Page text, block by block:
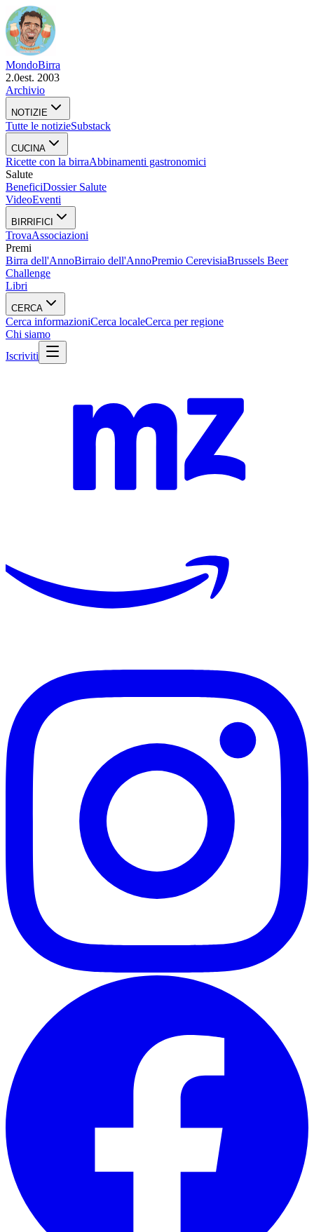
MondoBirra
2.0est. 2003
Archivio
NOTIZIE
Tutte le notizieSubstack
CUCINA
Ricette con la birraAbbinamenti gastronomici
Salute
BeneficiDossier Salute
VideoEventi
BIRRIFICI
TrovaAssociazioni
Premi
Birra dell'AnnoBirraio dell'AnnoPremio CerevisiaBrussels Beer
Challenge
Libri
CERCA
Cerca informazioniCerca localeCerca per regione
Chi siamo
Iscriviti